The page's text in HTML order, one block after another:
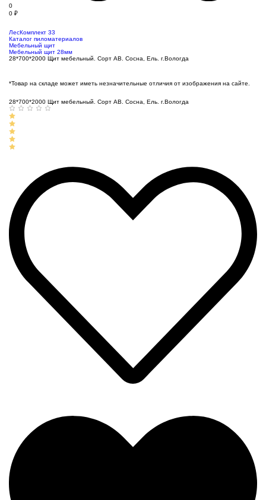
0
0 ₽
ЛесКомплект 33
Каталог пиломатериалов
Мебельный щит
Мебельный щит 28мм
28*700*2000 Щит мебельный. Сорт АВ. Сосна, Ель. г.Вологда
*Товар на складе может иметь незначительные отличия от изображения на сайте.
28*700*2000 Щит мебельный. Сорт АВ. Сосна, Ель. г.Вологда